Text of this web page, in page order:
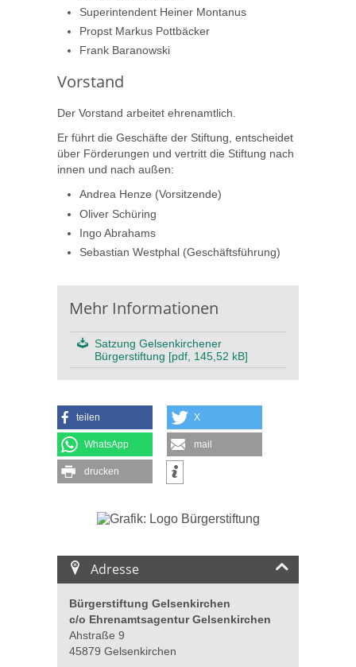
Superintendent Heiner Montanus
Propst Markus Pottbäcker
Frank Baranowski
Vorstand
Der Vorstand arbeitet ehrenamtlich.
Er führt die Geschäfte der Stiftung, entscheidet
über Förderungen und vertritt die Stiftung nach
innen und nach außen:
Andrea Henze (Vorsitzende)
Oliver Schüring
Ingo Abrahams
Sebastian Westphal (Geschäftsführung)
Mehr Informationen
Satzung Gelsenkirchener
Bürgerstiftung [pdf, 145,52 kB]
teilen X
WhatsApp mail
drucken
Adresse
Bürgerstiftung Gelsenkirchen
c/o Ehrenamtsagentur Gelsenkirchen
Ahstraße 9
45879 Gelsenkirchen